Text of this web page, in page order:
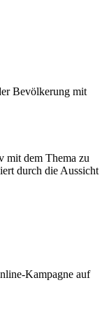
Bevölkerung mit
mit dem Thema zu
durch die Aussicht
Kampagne auf